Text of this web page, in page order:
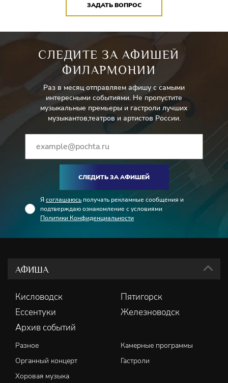
ЗАДАТЬ ВОПРОС
СЛЕДИТЕ ЗА АФИШЕЙ
ФИЛАРМОНИИ
Раз в месяц отправляем афишу с самыми
интересными событиями. Не пропустите
музыкальные премьеры и гастроли лучших
музыкантов,театров и артистов России.
СЛЕДИТЬ ЗА АФИШЕЙ
Я соглашаюсь получать рекламные сообщения и
подтверждаю ознакомление с условиями
Политики Конфиденциальности
АФИША
Кисловодск
Пятигорск
Ессентуки
Железноводск
Архив событий
Разное
Камерные программы
Органный концерт
Гастроли
Хоровая музыка